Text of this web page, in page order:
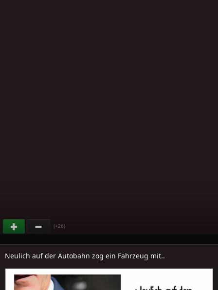
(+26)
Neulich auf der Autobahn zog ein Fahrzeug mit..